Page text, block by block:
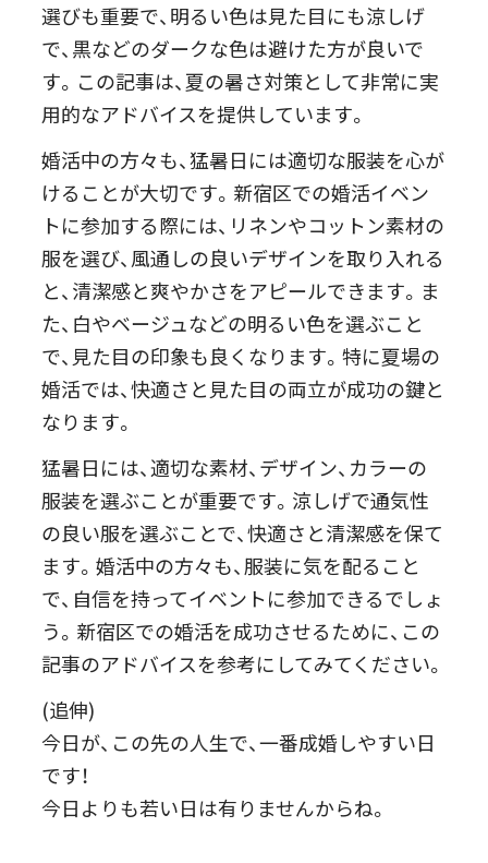
選びも重要で、明るい色は見た目にも涼しげ
で、黒などのダークな色は避けた方が良いで
す。この記事は、夏の暑さ対策として非常に実
用的なアドバイスを提供しています。
婚活中の方々も、猛暑日には適切な服装を心が
けることが大切です。新宿区での婚活イベン
トに参加する際には、リネンやコットン素材の
服を選び、風通しの良いデザインを取り入れる
と、清潔感と爽やかさをアピールできます。ま
た、白やベージュなどの明るい色を選ぶこと
で、見た目の印象も良くなります。特に夏場の
婚活では、快適さと見た目の両立が成功の鍵と
なります。
猛暑日には、適切な素材、デザイン、カラーの
服装を選ぶことが重要です。涼しげで通気性
の良い服を選ぶことで、快適さと清潔感を保て
ます。婚活中の方々も、服装に気を配ること
で、自信を持ってイベントに参加できるでしょ
う。新宿区での婚活を成功させるために、この
記事のアドバイスを参考にしてみてください。
(追伸)
今日が、この先の人生で、一番成婚しやすい日
です！
今日よりも若い日は有りませんからね。